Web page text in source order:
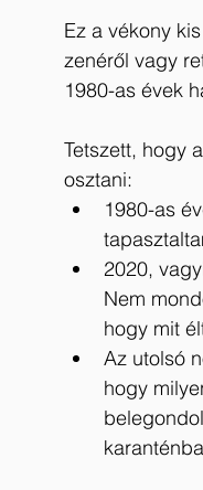
Ez a vékony
zenéről vagy
1980-as évek
Tetszett, hogy
osztani:
1980-as
2020,
Nem
hogy mit
Az utolsó
hogy